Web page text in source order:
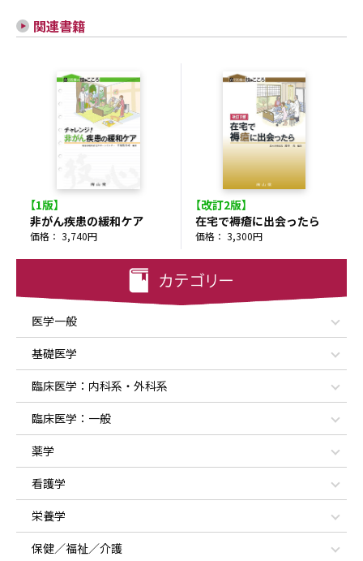
医学一般
基礎医学
臨床医学：内科系・外科系
臨床医学：一般
薬学
看護学
栄養学
保健／福祉／介護
関連書籍
【1版】
非がん疾患の緩和ケア
価格： 3,740円
【改訂2版】
在宅で褥瘡に出会ったら
価格： 3,300円